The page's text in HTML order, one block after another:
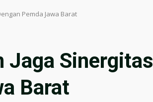
Pemda Jawa Barat
Jaga Sinergitas
Barat